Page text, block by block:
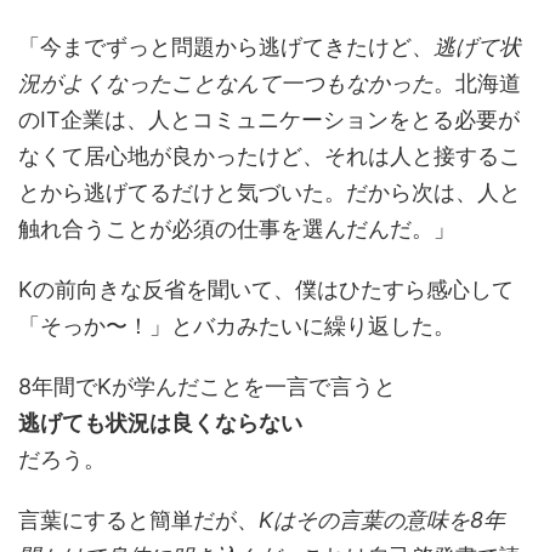
「今までずっと問題から逃げてきたけど、 逃げて状
況がよくなったことなんて一つもなかった。北海道
のIT企業は、人とコミュニケーションをとる必要が
なくて居心地が良かったけど、それは人と接するこ
とから逃げてるだけと気づいた。だから次は、人と
触れ合うことが必須の仕事を選んだんだ。」
Kの前向きな反省を聞いて、僕はひたすら感心して
「そっか〜！」とバカみたいに繰り返した。
8年間でKが学んだことを一言で言うと
逃げても状況は良くならない
だろう。
言葉にすると簡単だが、 Kはその言葉の意味を8年